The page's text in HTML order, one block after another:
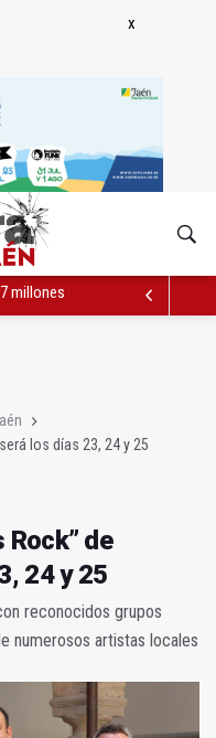
del Real Jaén en categoría
los días 23, 24 y 25
Rock” de
24 y 25
reconocidos grupos
numerosos artistas locales